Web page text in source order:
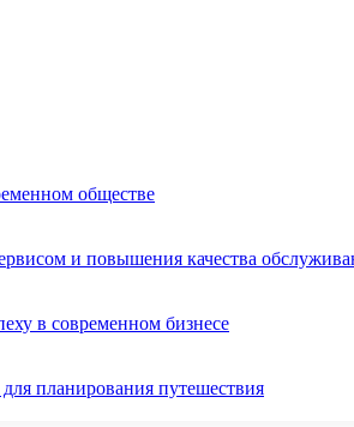
обществе
и повышения качества
в современном бизнесе
планирования путешествия